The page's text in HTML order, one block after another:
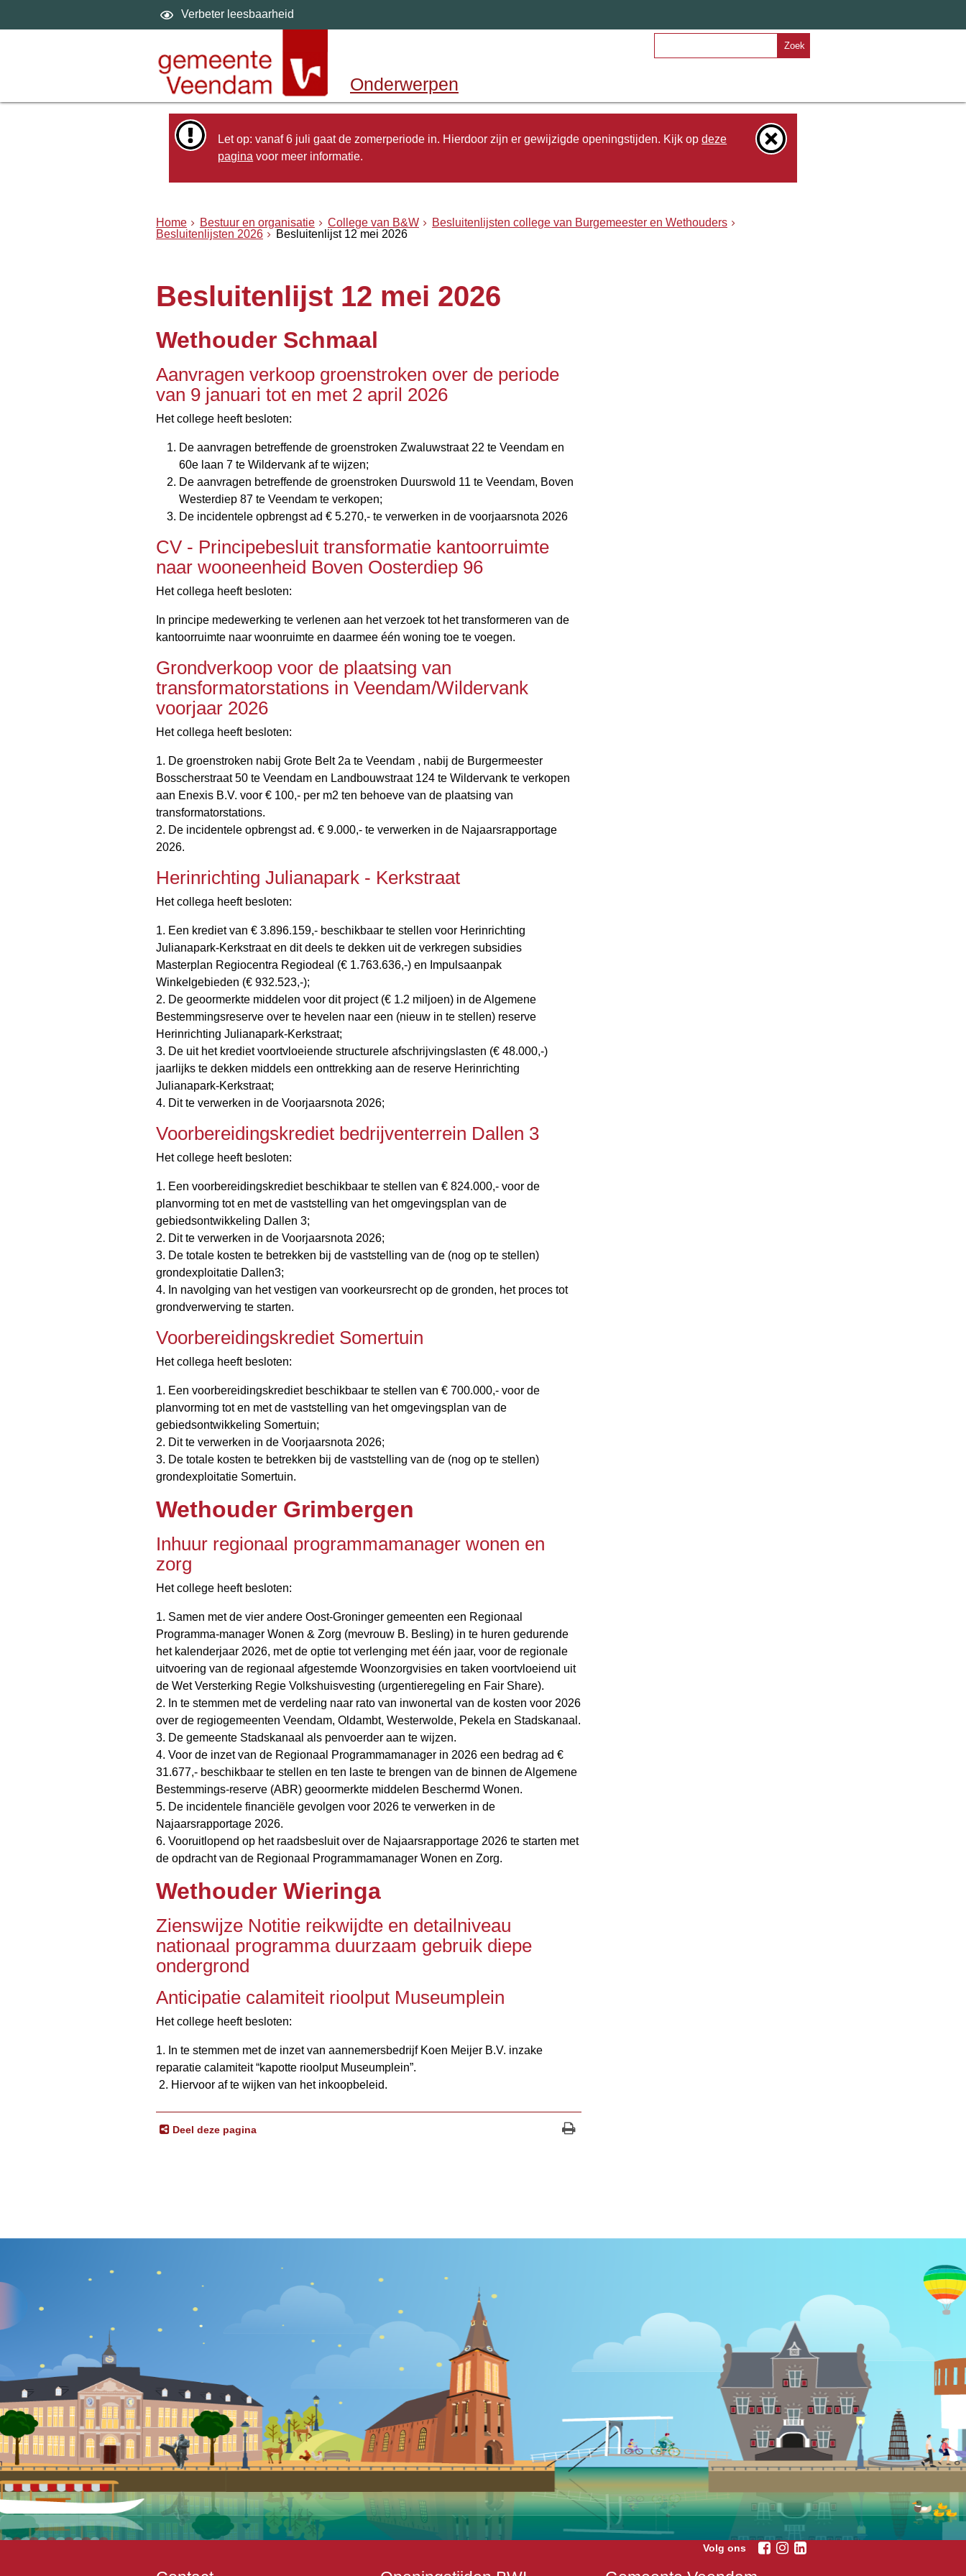
Verbeter leesbaarheid
Zoek
Onderwerpen
Let op: vanaf 6 juli gaat de zomerperiode in. Hierdoor zijn er gewijzigde openingstijden. Kijk opdeze
pagina voor meer informatie.
Home Bestuur en organisatie College van B&W
Besluitenlijsten college van Burgemeester en Wethouders
Besluitenlijsten 2026
Besluitenlijst 12 mei 2026
Besluitenlijst 12 mei 2026
Wethouder Schmaal
Aanvragen verkoop groenstroken over de periode
van 9 januari tot en met 2 april 2026
Het college heeft besloten:
De aanvragen betreffende de groenstroken Zwaluwstraat 22 te Veendam en
60e laan 7 te Wildervank af te wijzen;
De aanvragen betreffende de groenstroken Duurswold 11 te Veendam, Boven
Westerdiep 87 te Veendam te verkopen;
De incidentele opbrengst ad € 5.270,- te verwerken in de voorjaarsnota 2026
CV - Principebesluit transformatie kantoorruimte
naar wooneenheid Boven Oosterdiep 96
Het collega heeft besloten:
In principe medewerking te verlenen aan het verzoek tot het transformeren van de
kantoorruimte naar woonruimte en daarmee één woning toe te voegen.
Grondverkoop voor de plaatsing van
transformatorstations in Veendam/Wildervank
voorjaar 2026
Het collega heeft besloten:
1. De groenstroken nabij Grote Belt 2a te Veendam , nabij de Burgermeester
Bosscherstraat 50 te Veendam en Landbouwstraat 124 te Wildervank te verkopen
aan Enexis B.V. voor € 100,- per m2 ten behoeve van de plaatsing van
transformatorstations.
2. De incidentele opbrengst ad. € 9.000,- te verwerken in de Najaarsrapportage
2026.
Herinrichting Julianapark - Kerkstraat
Het collega heeft besloten:
1. Een krediet van € 3.896.159,- beschikbaar te stellen voor Herinrichting
Julianapark-Kerkstraat en dit deels te dekken uit de verkregen subsidies
Masterplan Regiocentra Regiodeal (€ 1.763.636,-) en Impulsaanpak
Winkelgebieden (€ 932.523,-);
2. De geoormerkte middelen voor dit project (€ 1.2 miljoen) in de Algemene
Bestemmingsreserve over te hevelen naar een (nieuw in te stellen) reserve
Herinrichting Julianapark-Kerkstraat;
3. De uit het krediet voortvloeiende structurele afschrijvingslasten (€ 48.000,-)
jaarlijks te dekken middels een onttrekking aan de reserve Herinrichting
Julianapark-Kerkstraat;
4. Dit te verwerken in de Voorjaarsnota 2026;
Voorbereidingskrediet bedrijventerrein Dallen 3
Het college heeft besloten:
1. Een voorbereidingskrediet beschikbaar te stellen van € 824.000,- voor de
planvorming tot en met de vaststelling van het omgevingsplan van de
gebiedsontwikkeling Dallen 3;
2. Dit te verwerken in de Voorjaarsnota 2026;
3. De totale kosten te betrekken bij de vaststelling van de (nog op te stellen)
grondexploitatie Dallen3;
4. In navolging van het vestigen van voorkeursrecht op de gronden, het proces tot
grondverwerving te starten.
Voorbereidingskrediet Somertuin
Het collega heeft besloten:
1. Een voorbereidingskrediet beschikbaar te stellen van € 700.000,- voor de
planvorming tot en met de vaststelling van het omgevingsplan van de
gebiedsontwikkeling Somertuin;
2. Dit te verwerken in de Voorjaarsnota 2026;
3. De totale kosten te betrekken bij de vaststelling van de (nog op te stellen)
grondexploitatie Somertuin.
Wethouder Grimbergen
Inhuur regionaal programmamanager wonen en
zorg
Het college heeft besloten:
1. Samen met de vier andere Oost-Groninger gemeenten een Regionaal
Programma-manager Wonen & Zorg (mevrouw B. Besling) in te huren gedurende
het kalenderjaar 2026, met de optie tot verlenging met één jaar, voor de regionale
uitvoering van de regionaal afgestemde Woonzorgvisies en taken voortvloeiend uit
de Wet Versterking Regie Volkshuisvesting (urgentieregeling en Fair Share).
2. In te stemmen met de verdeling naar rato van inwonertal van de kosten voor 2026
over de regiogemeenten Veendam, Oldambt, Westerwolde, Pekela en Stadskanaal.
3. De gemeente Stadskanaal als penvoerder aan te wijzen.
4. Voor de inzet van de Regionaal Programmamanager in 2026 een bedrag ad €
31.677,- beschikbaar te stellen en ten laste te brengen van de binnen de Algemene
Bestemmings-reserve (ABR) geoormerkte middelen Beschermd Wonen.
5. De incidentele financiële gevolgen voor 2026 te verwerken in de
Najaarsrapportage 2026.
6. Vooruitlopend op het raadsbesluit over de Najaarsrapportage 2026 te starten met
de opdracht van de Regionaal Programmamanager Wonen en Zorg.
Wethouder Wieringa
Zienswijze Notitie reikwijdte en detailniveau
nationaal programma duurzaam gebruik diepe
ondergrond
Anticipatie calamiteit rioolput Museumplein
Het college heeft besloten:
1. In te stemmen met de inzet van aannemersbedrijf Koen Meijer B.V. inzake
reparatie calamiteit “kapotte rioolput Museumplein”.
2. Hiervoor af te wijken van het inkoopbeleid.
Deel deze pagina
Volg ons